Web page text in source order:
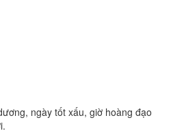
ngày tốt xấu, giờ hoàng đạo